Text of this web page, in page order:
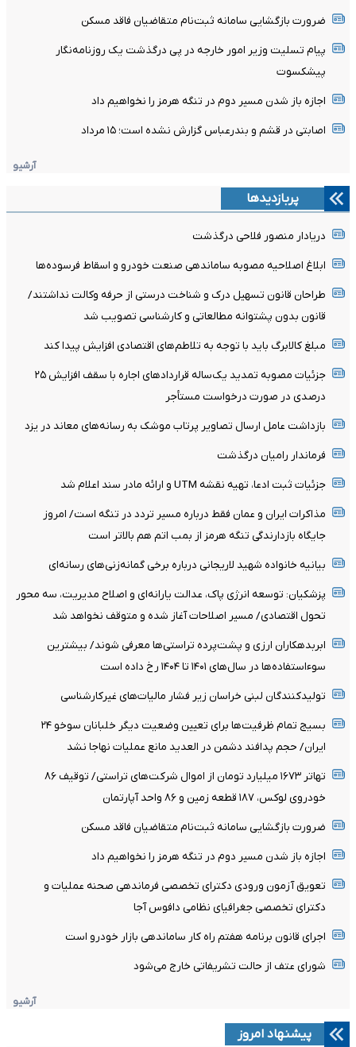
ضرورت بازگشایی سامانه ثبت‌نام متقاضیان فاقد مسکن
پیام تسلیت وزیر امور خارجه در پی درگذشت یک روزنامه‌نگار
پیشکسوت
اجازه باز شدن مسیر دوم در تنگه هرمز را نخواهیم داد
اصابتی در قشم و بندرعباس گزارش نشده است؛ ۱۵ مرداد
آرشیو
پربازدیدها
دریادار منصور فلاحی درگذشت
ابلاغ اصلاحیه مصوبه ساماندهی صنعت خودرو و اسقاط فرسوده‌ها
طراحان قانون تسهیل درک و شناخت درستی از حرفه وکالت نداشتند/
قانون بدون پشتوانه مطالعاتی و کارشناسی تصویب شد
مبلغ کالابرگ باید با توجه به تلاطم‌های اقتصادی افزایش پیدا کند
جزئیات مصوبه تمدید یک‌ساله قرارداد‌های اجاره با سقف افزایش ۲۵
درصدی در صورت درخواست مستأجر
بازداشت عامل ارسال تصاویر پرتاب موشک به رسانه‌های معاند در یزد
فرماندار رامیان درگذشت
جزئیات ثبت ادعا، تهیه نقشه UTM و ارائه مادر سند اعلام شد
مذاکرات ایران و عمان فقط درباره مسیر تردد در تنگه است/ امروز
جایگاه بازدارندگی تنگه هرمز از بمب اتم هم بالاتر است
بیانیه خانواده شهید لاریجانی درباره برخی گمانه‌زنی‌های رسانه‌ای
پزشکیان: توسعه انرژی پاک، عدالت یارانه‌ای و اصلاح مدیریت، سه محور
تحول اقتصادی/ مسیر اصلاحات آغاز شده و متوقف نخواهد شد
ابربدهکاران ارزی و پشت‌پرده تراستی‌ها معرفی شوند/ بیشترین
سوءاستفاده‌ها در سال‌های ۱۴۰۱ تا ۱۴۰۴ رخ داده است
تولیدکنندگان لبنی خراسان زیر فشار مالیات‌های غیرکارشناسی
بسیج تمام ظرفیت‌ها برای تعیین وضعیت دیگر خلبانان سوخو ۲۴
ایران/ حجم پدافند دشمن در العدید مانع عملیات نهاجا نشد
تهاتر ۱۶۷۳ میلیارد تومان از اموال شرکت‌های تراستی/ توقیف ۸۶
خودروی لوکس، ۱۸۷ قطعه زمین و ۸۶ واحد آپارتمان
ضرورت بازگشایی سامانه ثبت‌نام متقاضیان فاقد مسکن
اجازه باز شدن مسیر دوم در تنگه هرمز را نخواهیم داد
تعویق آزمون ورودی دکترای تخصصی فرماندهی صحنه عملیات و
دکترای تخصصی جغرافیای نظامی دافوس آجا
اجرای قانون برنامه هفتم راه کار ساماندهی بازار خودرو است
شورای عتف از حالت تشریفاتی خارج می‌شود
آرشیو
پیشنهاد امروز